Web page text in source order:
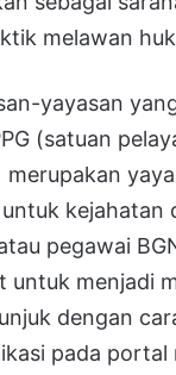
melawan
yayasan
(satuan
kejahatan
pegawai
untuk menjadi
dengan
pada portal